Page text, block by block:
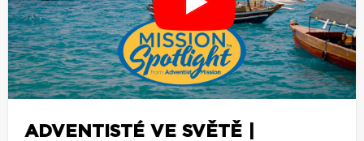
ADVENTISTÉ VE SVĚTĚ |